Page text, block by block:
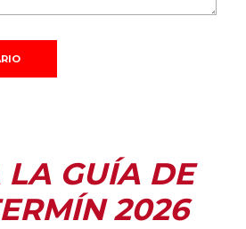
LA GUÍA DE
2026